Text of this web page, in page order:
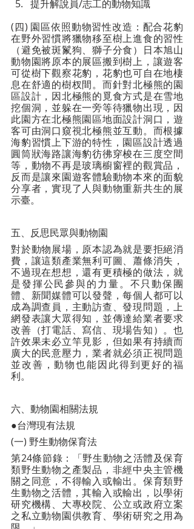
提升解說員/志工的動物知識
(四) 園區依照動物習性改造：配合花豹
在野外習慣將獵物移至樹上進食的習性
（避免被斑鬣狗、獅子分食）日本旭山
動物園將原本的展區搬到樹上，讓遊客
可從樹下觀察花豹，花豹也可自在地棲
息在舒適的樹杈間。而針對北極熊的園
區設計，因北極熊的覓食方式是在雪地
挖個洞，並躲在一旁等待獵物出現，因
此園方在北極熊園區地面設計洞口，遊
客可由洞口窺視北極熊並互動。而根據
海豹習慣上下游的特性，園區設計透過
圓筒狀海路讓海豹彷彿穿梭在三度空間
等，動物不再是玻璃櫥窗裡的觀賞品，
反而是讓來園遊客體驗動物本來的面貌
分享者，實現了人與動物重新共生的展
示臺。
五、反思民眾與動物園
對於動物展場，原本認為就是要拒絕消
費，讓這類產業無利可圖、蕭條消失，
不過現在想想，還有更積極的做法，就
是發揮公民參與的力量。不只動保團
體、新聞媒體可以發聲，每個人都可以
成為調查員，主動訪查、發現問題，上
網發表讓大眾得知，並傳達給業者要求
改善（打電話、寫信、現場告知）。也
許效果未必立竿見影，但如果有持續而
廣大的民意壓力，業者就必須正視問題
並改善，動物也能因此得到更好的福
利。
六、動物園相關法規
●台灣現有法規
(一) 野生動物保育法
第24條節錄：「野生動物之活體及保育
類野生動物之產製品，非經中央主管機
關之同意，不得輸入或輸出。保育類野
生動物之活體，其輸入或輸出，以學術
研究機構、大專校院、公立或政府立案
之私立動物園供教育、學術研究之用為